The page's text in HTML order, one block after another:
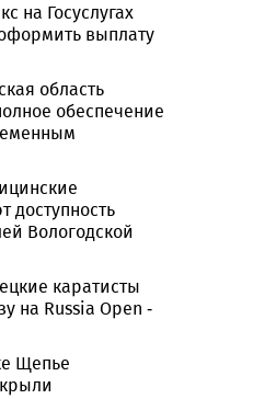
на Госуслугах
выплату
область
обеспечение
доступность
Вологодской
каратисты
на Russia Open -
Щепье